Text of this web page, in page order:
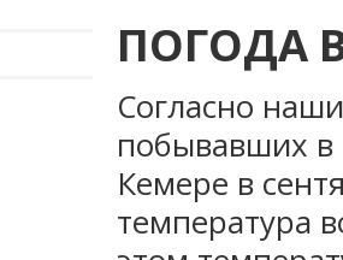
ПОГОДА
Согласно
побывавших в
Кемере в
температура